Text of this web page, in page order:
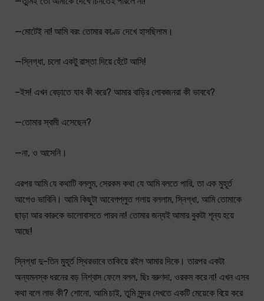
—মোটেই না! আমি বরং তোমার কাণ্ড দেখে হাসছিলাম।
—স্নিগ্ধা, চলো একটু রাস্তা দিয়ে হেঁটে আসি!
–ইস! এখন বেড়াতে যাব কী করে? আমার বাড়ির লোকজনরা কী ভাববে?
—তোমার স্বামী এসেছেন?
—না, ও আসেনি।
এরপর আমি যে কথাটি বললুম, সেরকম কথা যে আমি বলতে পারি, তা এক মুহূর্ত
আগেও ভাবিনি। আমি কিছুটা আবেগপ্লুত গলায় বললাম, স্নিগ্ধা, আমি তোমাকে
ছাড়া আর কারুকে ভালোবাসতে পারব না! তোমার জন্যই আমার বুকটা শূন্য হয়ে
আছে!
স্নিগ্ধা দু-তিন মুহূর্ত স্থিরভাবে তাকিয়ে রইল আমার দিকে। তারপর একটা
অন্যমনস্ক ধরনের বড় নিশ্বাস ফেলে বলল, ছিঃ বরুণদা, ওরকম করে না! এখন এসব
কথা বলে লাভ কী? শোনো, আমি চাই, তুমি সুন্দর দেখতে একটি মেয়েকে বিয়ে করে